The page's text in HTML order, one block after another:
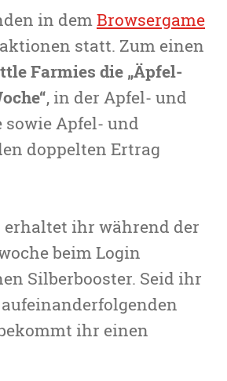
in demBrowsergame
statt. Zum einen
Farmies die „Äpfel-
, in der Apfel- und
Apfel- und
doppelten Ertrag
erhaltet ihr während der
beim Login
Silberbooster. Seid ihr
ihr einen